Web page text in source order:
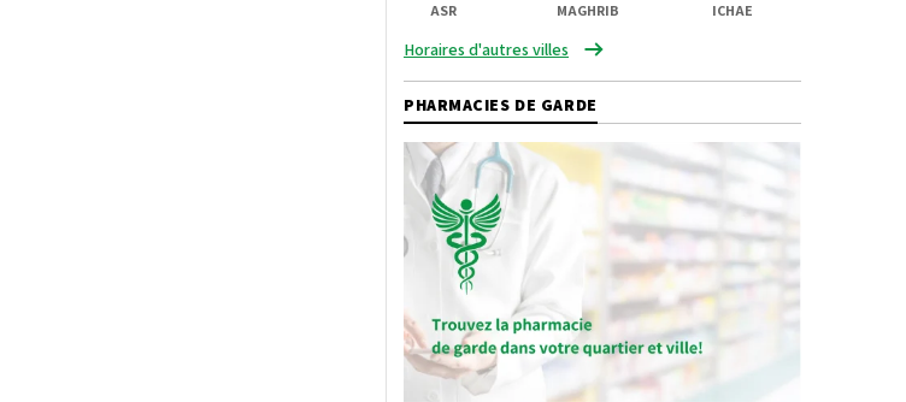
ASR
MAGHRIB
ICHAE
Horaires d'autres villes
PHARMACIES DE GARDE